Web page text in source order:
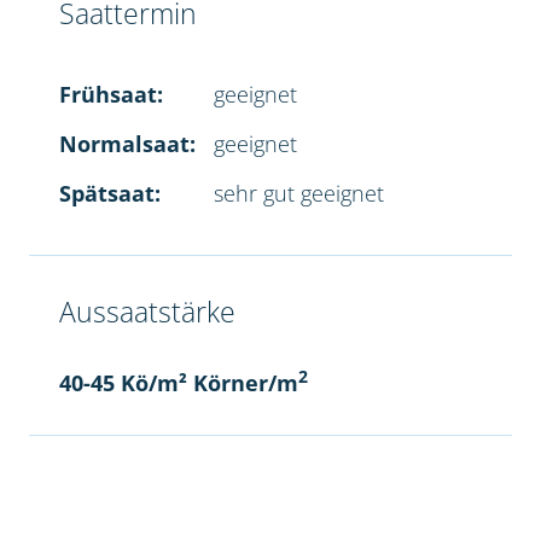
Saattermin
Frühsaat:
geeignet
Normalsaat:
geeignet
Spätsaat:
sehr gut geeignet
Aussaatstärke
40-45 Kö/m² Körner/m2